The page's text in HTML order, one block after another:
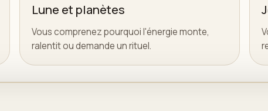
Lune et planètes
Vous comprenez pourquoi l'énergie monte,
ralentit ou demande un rituel.